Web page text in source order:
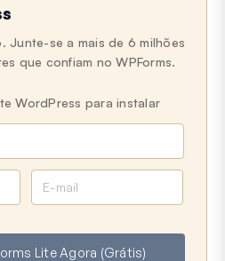
Junte-se a mais de 6 milhões
que confiam no WPForms.
WordPress para instalar
a
Lite Agora (Grátis)